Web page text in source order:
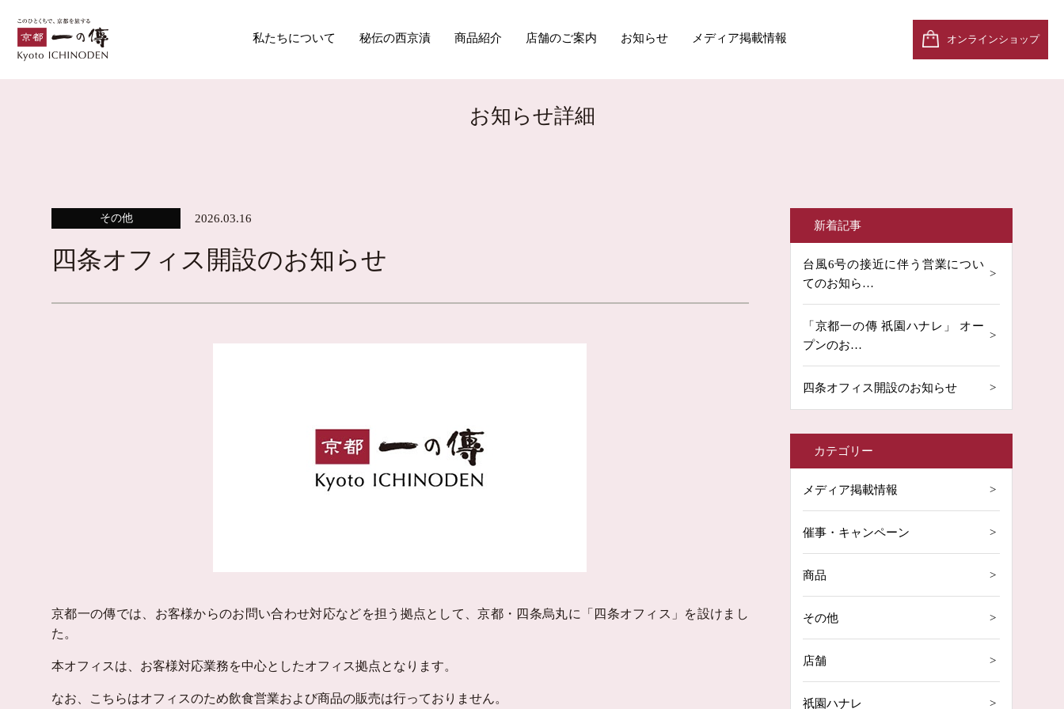
私たちについて 秘伝の西京漬 商品紹介 店舗のご案内 お知らせ メディア掲載情報 オンラインショップ
お知らせ詳細
その他 2026.03.16
四条オフィス開設のお知らせ
京都一の傳では、お客様からのお問い合わせ対応などを担う拠点として、京都・四条烏丸に「四条オフィス」を設けまし
た。
本オフィスは、お客様対応業務を中心としたオフィス拠点となります。
なお、こちらはオフィスのため飲食営業および商品の販売は行っておりません。
新着記事
台風6号の接近に伴う営業につい
てのお知ら…
「京都一の傳 祇園ハナレ」 オー
プンのお…
四条オフィス開設のお知らせ
カテゴリー
メディア掲載情報
催事・キャンペーン
商品
その他
店舗
祇園ハナレ